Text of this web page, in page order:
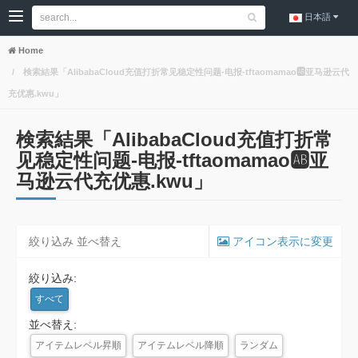
日本語
Home
検索結果「AlibabaCloud充值打折常见稳定性问题-电报-tftaomamao🆎亚马逊云代
充优惠.kwu」
検索結果「AlibabaCloud充值打折常
见稳定性问题-电报-tftaomamao🆎亚
马逊云代充优惠.kwu」
絞り込み 並べ替え アイコン表示に変更
絞り込み:
すべて
並べ替え:
アイテムレベル昇順 アイテムレベル降順 ランダム